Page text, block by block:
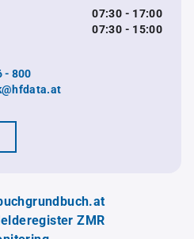
07:30 - 17:00
07:30 - 15:00
- 800
ZMR